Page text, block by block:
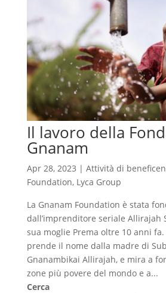
Il lavoro della
Gnanam
Apr 28, 2023 | Attività di
Foundation, Lyca Group
La Gnanam Foundation è stata
dall’imprenditore seriale Allirajah
sua moglie Prema oltre 10 anni
prende il nome dalla madre di
Gnanambikai Allirajah, e mira a
zone più povere del mondo e a...
Cerca